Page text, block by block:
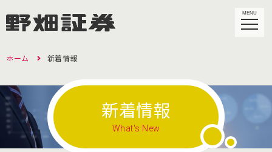
MENU
ホーム 新着情報
新着情報
What's New